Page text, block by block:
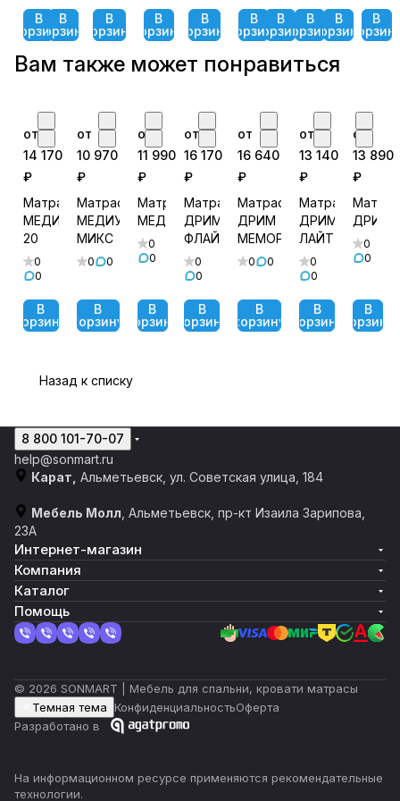
В
корзину
В
корзину
В
корзину
В
корзину
В
корзину
В
корзину
В
корзину
В
корзину
В
корзину
В
Вам также может понравиться
от
14 170
₽
Матрас
МЕДИУМ
20
0
0
В
корзину
от
10 970
₽
Матрас
МЕДИУМ
МИКС
0 0
В
корзину
от
11 990
₽
Матрас
МЕДИУМ
0
0
В
корзину
от
16 170
₽
Матрас
ДРИМ
ФЛАЙ
0
0
В
корзину
от
16 640
₽
Матрас
ДРИМ
МЕМОРИ
0 0
В
корзину
от
13 140
₽
Матрас
ДРИМ
ЛАЙТ
0
0
В
корзину
от
13 890
₽
Матрас
ДРИМ
0
0
В
корзину
Назад к списку
8 800 101-70-07
help@sonmart.ru
Карат, Альметьевск, ул. Советская улица, 184
Мебель Молл , Альметьевск, пр-кт Изаила Зарипова,
23А
Интернет-магазин
Компания
Каталог
Помощь
© 2026 SONMART | Мебель для спальни, кровати матрасы
Темная тема
КонфиденциальностьОферта
Разработано в
На информационном ресурсе применяются рекомендательные
технологии.